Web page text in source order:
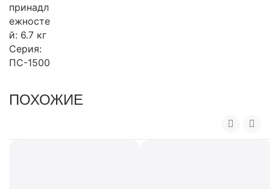
принадл
ежносте
й: 6.7 кг
Серия:
ПС-1500
ПОХОЖИЕ